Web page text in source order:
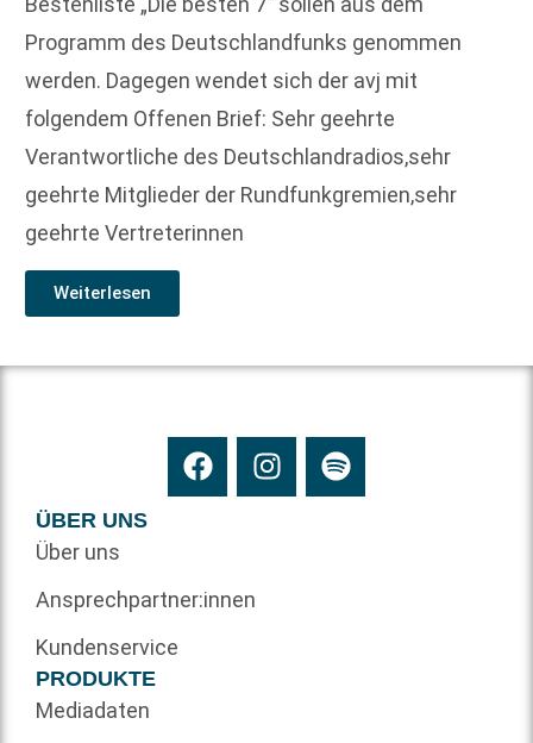
Programm des Deutschlandfunks genommen
werden. Dagegen wendet sich der avj mit
folgendem Offenen Brief: Sehr geehrte
Verantwortliche des Deutschlandradios,sehr
geehrte Mitglieder der Rundfunkgremien,sehr
geehrte Vertreterinnen
Weiterlesen
ÜBER UNS
Über uns
Ansprechpartner:innen
Kundenservice
PRODUKTE
Mediadaten